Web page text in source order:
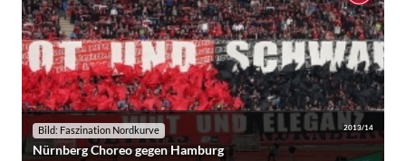
Bild: Faszination Nordkurve 2013/14
Nürnberg Choreo gegen Hamburg